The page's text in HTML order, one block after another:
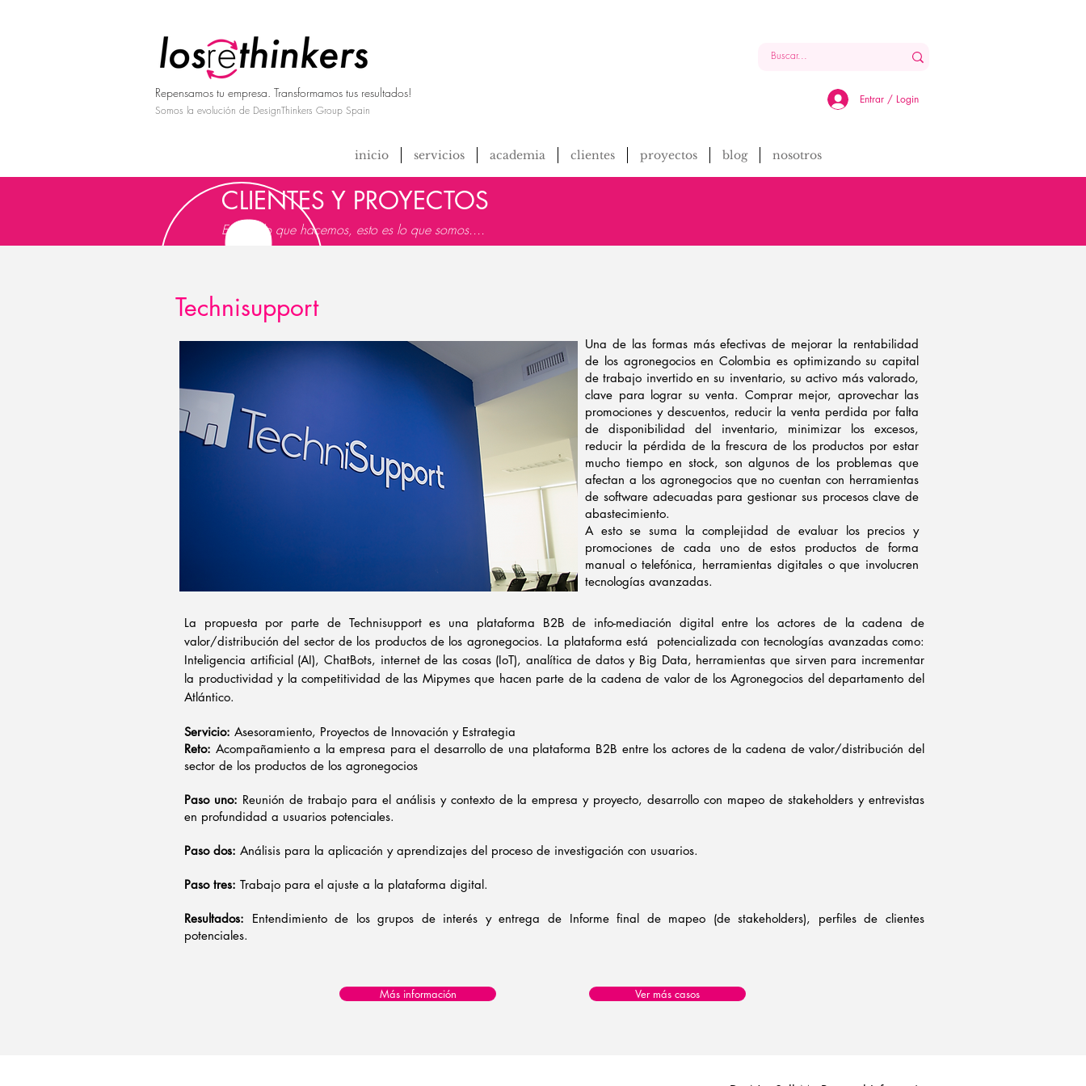
Repensamos tu empresa. Transformamos tus resultados!
Somos la evolución de DesignThinkers Group Spain
Entrar / Login
inicio servicios academia clientes proyectos blog nosotros
CLIENTES Y PROYECTOS
Esto es lo que hacemos, esto es lo que somos....
Technisupport
Una de las formas más efectivas de mejorar la rentabilidad
de los agronegocios en Colombia es optimizando su capital
de trabajo invertido en su inventario, su activo más valorado,
clave para lograr su venta. Comprar mejor, aprovechar las
promociones y descuentos, reducir la venta perdida por falta
de disponibilidad del inventario, minimizar los excesos,
reducir la pérdida de la frescura de los productos por estar
mucho tiempo en stock, son algunos de los problemas que
afectan a los agronegocios que no cuentan con herramientas
de software adecuadas para gestionar sus procesos clave de
abastecimiento.
A esto se suma la complejidad de evaluar los precios y
promociones de cada uno de estos productos de forma
manual o telefónica, herramientas digitales o que involucren
tecnologías avanzadas.
La propuesta por parte de Technisupport es una plataforma B2B de info-mediación digital entre los actores de la cadena de
valor/distribución del sector de los productos de los agronegocios. La plataforma está potencializada con tecnologías avanzadas como:
Inteligencia artificial (AI), ChatBots, internet de las cosas (IoT), analítica de datos y Big Data, herramientas que sirven para incrementar
la productividad y la competitividad de las Mipymes que hacen parte de la cadena de valor de los Agronegocios del departamento del
Atlántico.
Servicio: Asesoramiento, Proyectos de Innovación y Estrategia
Reto: Acompañamiento a la empresa para el desarrollo de una plataforma B2B entre los actores de la cadena de valor/distribución del
sector de los productos de los agronegocios
Paso uno: Reunión de trabajo para el análisis y contexto de la empresa y proyecto, desarrollo con mapeo de stakeholders y entrevistas
en profundidad a usuarios potenciales.
Paso dos: Análisis para la aplicación y aprendizajes del proceso de investigación con usuarios.
Paso tres: Trabajo para el ajuste a la plataforma digital.
Resultados: Entendimiento de los grupos de interés y entrega de Informe final de mapeo (de stakeholders), perfiles de clientes
potenciales.
Más información Ver más casos